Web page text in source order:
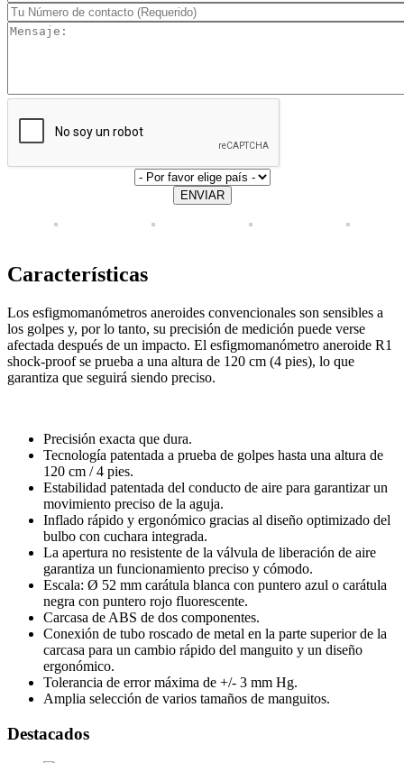
ENVIAR
Características
Los esfigmomanómetros aneroides convencionales son sensibles a
los golpes y, por lo tanto, su precisión de medición puede verse
afectada después de un impacto. El esfigmomanómetro aneroide R1
shock-proof se prueba a una altura de 120 cm (4 pies), lo que
garantiza que seguirá siendo preciso.
Precisión exacta que dura.
Tecnología patentada a prueba de golpes hasta una altura de
120 cm / 4 pies.
Estabilidad patentada del conducto de aire para garantizar un
movimiento preciso de la aguja.
Inflado rápido y ergonómico gracias al diseño optimizado del
bulbo con cuchara integrada.
La apertura no resistente de la válvula de liberación de aire
garantiza un funcionamiento preciso y cómodo.
Escala: Ø 52 mm carátula blanca con puntero azul o carátula
negra con puntero rojo fluorescente.
Carcasa de ABS de dos componentes.
Conexión de tubo roscado de metal en la parte superior de la
carcasa para un cambio rápido del manguito y un diseño
ergonómico.
Tolerancia de error máxima de +/- 3 mm Hg.
Amplia selección de varios tamaños de manguitos.
Destacados